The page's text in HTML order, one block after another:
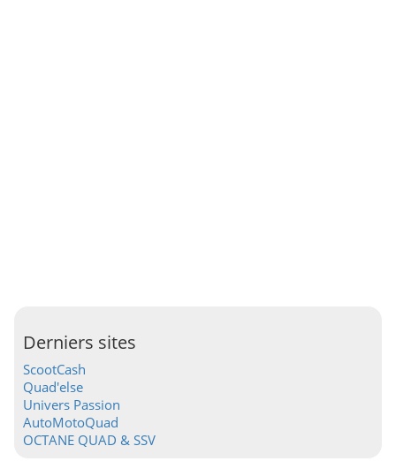
Derniers sites
ScootCash
Quad'else
Univers Passion
AutoMotoQuad
OCTANE QUAD & SSV